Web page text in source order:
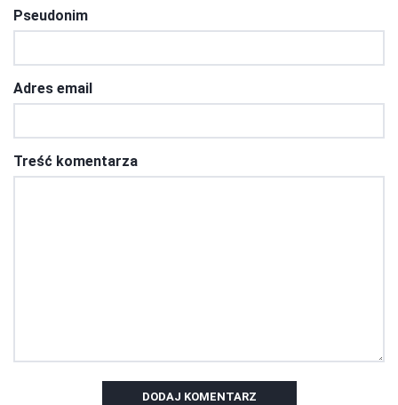
Pseudonim
Adres email
Treść komentarza
DODAJ KOMENTARZ